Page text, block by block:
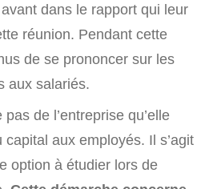
dans le rapport qui leur
réunion. Pendant cette
de se prononcer sur les
aux salariés.
de l’entreprise qu’elle
aux employés. Il s’agit
option à étudier lors de